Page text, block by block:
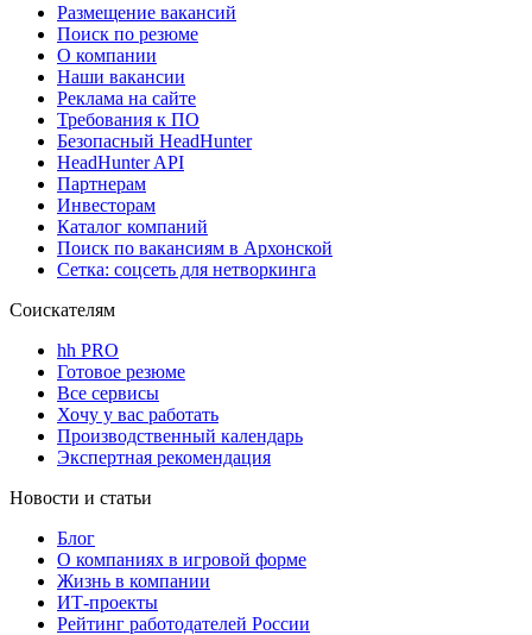
Размещение вакансий
Поиск по резюме
О компании
Наши вакансии
Реклама на сайте
Требования к ПО
Безопасный HeadHunter
HeadHunter API
Партнерам
Инвесторам
Каталог компаний
Поиск по вакансиям в Архонской
Сетка: соцсеть для нетворкинга
Соискателям
hh PRO
Готовое резюме
Все сервисы
Хочу у вас работать
Производственный календарь
Экспертная рекомендация
Новости и статьи
Блог
О компаниях в игровой форме
Жизнь в компании
ИТ-проекты
Рейтинг работодателей России